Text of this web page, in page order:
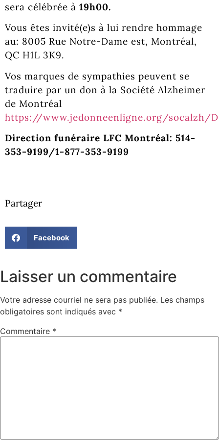
sera célébrée à 19h00.
Vous êtes invité(e)s à lui rendre hommage
au: 8005 Rue Notre-Dame est, Montréal,
QC H1L 3K9.
Vos marques de sympathies peuvent se
traduire par un don à la Société Alzheimer
de Montréal
https://www.jedonneenligne.org/socalzh/
Direction funéraire LFC Montréal: 514-
353-9199/1-877-353-9199
Partager
Facebook
Laisser un commentaire
Votre adresse courriel ne sera pas publiée. Les champs
obligatoires sont indiqués avec *
Commentaire *